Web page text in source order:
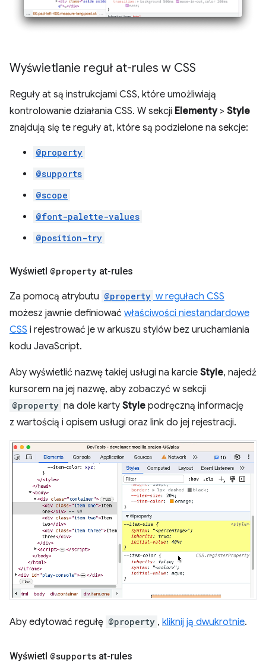
Wyświetlanie reguł at-rules w CSS
Reguły at są instrukcjami CSS, które umożliwiają
kontrolowanie działania CSS. W sekcji Elementy> Style
znajdują się te reguły at, które są podzielone na sekcje:
@property
@supports
@scope
@font-palette-values
@position-try
Wyświetl @property at-rules
Za pomocą atrybutu @property w regułach CSS
możesz jawnie definiować właściwości niestandardowe
CSS i rejestrować je w arkuszu stylów bez uruchamiania
kodu JavaScript.
Aby wyświetlić nazwę takiej usługi na karcie Style, najedź
kursorem na jej nazwę, aby zobaczyć w sekcji
@property na dole karty Style podręczną informację
z wartością i opisem usługi oraz link do jej rejestracji.
Aby edytować regułę @property , kliknij ją dwukrotnie.
Wyświetl @supports at-rules